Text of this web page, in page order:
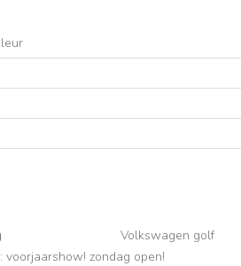
Volkswagen golf
voorjaarshow! zondag open!